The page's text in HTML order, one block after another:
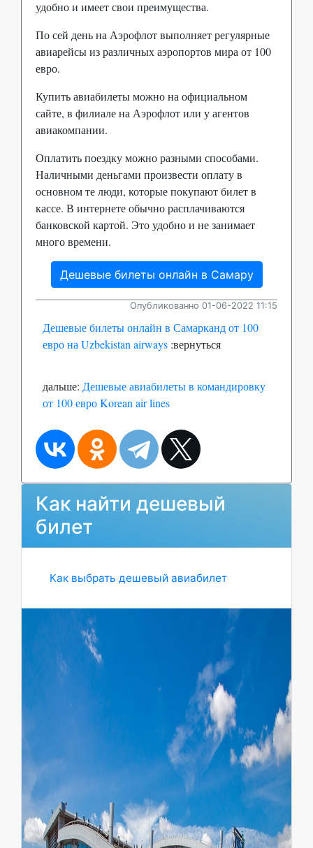
удобно и имеет свои преимущества.
По сей день на Аэрофлот выполняет регулярные
авиарейсы из различных аэропортов мира от 100
евро.
Купить авиабилеты можно на официальном
сайте, в филиале на Аэрофлот или у агентов
авиакомпании.
Оплатить поездку можно разными способами.
Наличными деньгами произвести оплату в
основном те люди, которые покупают билет в
кассе. В интернете обычно расплачиваются
банковской картой. Это удобно и не занимает
много времени.
Дешевые билеты онлайн в Самару
Опубликованно 01-06-2022 11:15
Дешевые билеты онлайн в Самарканд от 100
евро на Uzbekistan airways :вернуться
дальше: Дешевые авиабилеты в командировку
от 100 евро Korean air lines
Как найти дешевый
билет
Как выбрать дешевый авиабилет